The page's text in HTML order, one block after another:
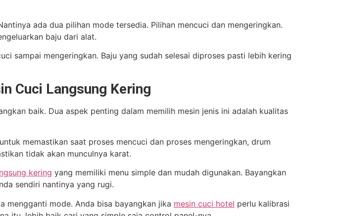
ada dua pilihan mode tersedia. Pilihan mencuci dan mengeringkan.
baju dari alat.
sampai mengeringkan. Baju yang sudah selesai diproses pasti lebih kering
Cuci Langsung Kering
baik. Dua aspek penting dalam memilih mesin jenis ini adalah kualitas
memastikan saat proses mencuci dan proses mengeringkan, drum
tidak akan munculnya karat.
kering yang memiliki menu simple dan mudah digunakan. Bayangkan
sendiri nantinya yang rugi.
mengganti mode. Anda bisa bayangkan jika mesin cuci hotel perlu kalibrasi